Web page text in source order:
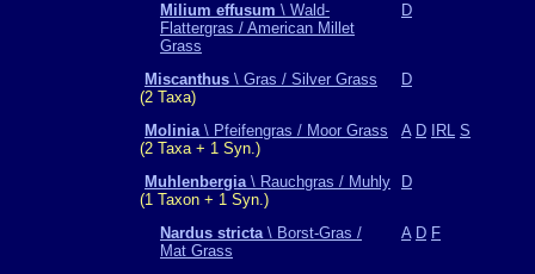
Milium effusum \ Wald-
Flattergras / American Millet
Grass
D
Miscanthus \ Gras / Silver Grass
(2 Taxa)
D
Molinia\ Pfeifengras / Moor Grass
(2 Taxa + 1 Syn.)
A D IRL S
Muhlenbergia\ Rauchgras / Muhly
(1 Taxon + 1 Syn.)
D
Nardus stricta\ Borst-Gras /
Mat Grass
A D F